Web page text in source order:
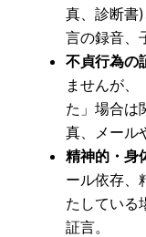
真、診断書
言の録音、
不貞行為の
ませんが、
た」場合は
真、メール
精神的・身
ール依存、
たしている
証言。